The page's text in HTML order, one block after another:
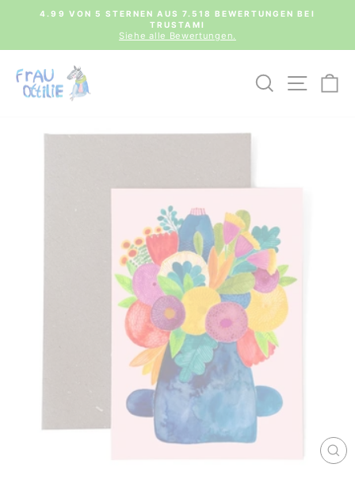
Pause
Diashow
4.99 VON 5 STERNEN AUS 7.518 BEWERTUNGEN BEI
TRUSTAMI
Siehe alle Bewertungen.
SUCHE